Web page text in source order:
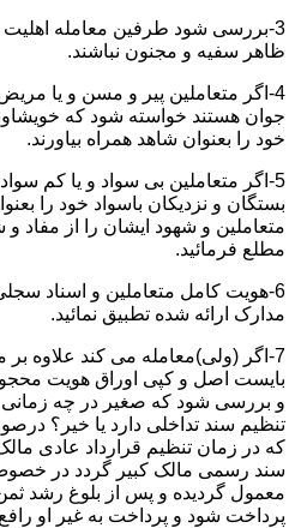
3-بررسی شود طرفین معامله
ظاهر سفیه و مجنون نباشند.
4-اگر متعاملین پیر و مسن و یا
جوان هستند خواسته شود که
خود را بعنوان شاهد همراه بیاورند.
5-اگر متعاملین بی سواد و یا کم
بستگان و نزدیکان باسواد خود را
متعاملین و شهود ایشان را از مفاد
مطلع فرمائید.
6-هویت کامل متعاملین و اسناد سجلی
مدارک ارائه شده تطبیق نمائید.
7-اگر (ولی)معامله می کند علاوه
بایست اصل و کپی اوراق هویت
و بررسی شود که صغیر در چه زمانی
تنظیم سند تداخلی دارد یا خیر؟
که در زمان تنظیم قرارداد عادی
سند رسمی مالک کبیر گردد در
معمول گردیده و پس از بلوغ رشد
پرداخت شود و پرداخت به غیر او